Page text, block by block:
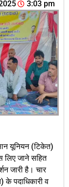
3:03 pm
यूनियन (टिकेत)
लिए जाने सहित
जारी है। चार
के पदाधिकारी व